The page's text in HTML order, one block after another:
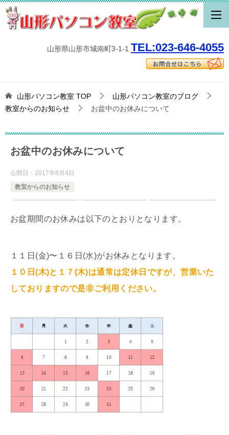
山形県山形市城南町3-1-1 TEL:023-646-4055
山形パソコン教室 TOP
山形パソコン教室のブログ
教室からのお知らせ
お盆中のお休みについて
お盆中のお休みについて
公開日： 2017年8月4日
教室からのお知らせ
お盆期間のお休みは以下のとおりとなります。
１１日(金)〜１６日(水)がお休みとなります。
１０日(木)と１７(木)は通常は定休日ですが、営業いた
しておりますので是非ご利用ください。